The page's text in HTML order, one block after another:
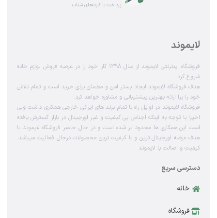
پرداخت با کارت‌های شتاب
لایموند
فروشگاه اینترنتی لایموند از سال 1398 کار خود را در عرصه فروش لوازم خانه
شروع کرد.
هدف فروشگاه لایموند ایجاد بستر امن و مطمئن برای خرید است و تمام تلاش
خود را برا ارائه بهترین پیشتیبانی و مشاوره خواهد کرد.
فروشگاه لایموند در اوایل راه با تمام برند های ایرانی خارجی همکاری داشت ولی
اخیرا با توجه به اینکه اجناس بی کیفیت و غیر اورجینال در بازار گسترش یافته
است این همکاری ها محدود تر شده است و در حال حاضر فروشگاه لایموند با
هدف عرضه اورجینال ترین و با کیفیت ترین محصولات درحال فعالیت میباشد.
کیفیت و اصالت با لایموند
دسترسی سریع
خانه
فروشگاه